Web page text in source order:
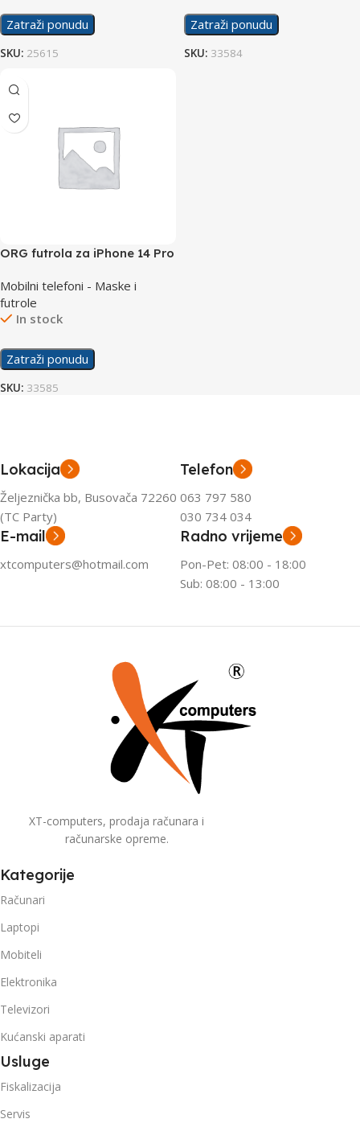
Zatraži ponudu
SKU: 25615
Zatraži ponudu
SKU: 33584
ORG futrola za iPhone 14 Pro
Mobilni telefoni - Maske i
futrole
In stock
Zatraži ponudu
SKU: 33585
Lokacija
Željeznička bb, Busovača 72260
(TC Party)
Telefon
063 797 580
030 734 034
E-mail
xtcomputers@hotmail.com
Radno vrijeme
Pon-Pet: 08:00 - 18:00
Sub: 08:00 - 13:00
XT-computers, prodaja računara i
računarske opreme.
Kategorije
Računari
Laptopi
Mobiteli
Elektronika
Televizori
Kućanski aparati
Usluge
Fiskalizacija
Servis